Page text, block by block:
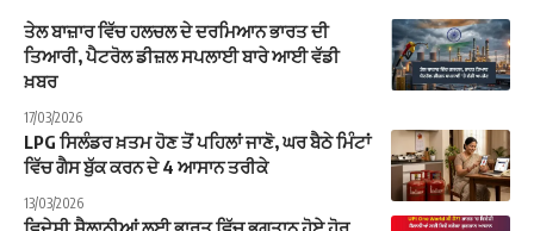
ਤੇਲ ਬਾਜ਼ਾਰ ਵਿੱਚ ਹਲਚਲ ਦੇ ਦਰਮਿਆਨ ਭਾਰਤ ਦੀ
ਤਿਆਰੀ, ਪੈਟਰੋਲ ਡੀਜ਼ਲ ਸਪਲਾਈ ਬਾਰੇ ਆਈ ਵੱਡੀ
ਖ਼ਬਰ
17/03/2026
LPG ਸਿਲੰਡਰ ਖ਼ਤਮ ਹੋਣ ਤੋਂ ਪਹਿਲਾਂ ਜਾਣੋ, ਘਰ ਬੈਠੇ ਮਿੰਟਾਂ
ਵਿੱਚ ਗੈਸ ਬੁੱਕ ਕਰਨ ਦੇ 4 ਆਸਾਨ ਤਰੀਕੇ
13/03/2026